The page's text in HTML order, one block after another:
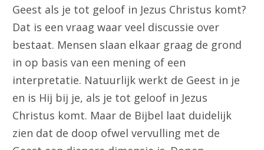
Geest als je tot geloof in Jezus Christus komt?
Dat is een vraag waar veel discussie over
bestaat. Mensen slaan elkaar graag de grond
in op basis van een mening of een
interpretatie. Natuurlijk werkt de Geest in je
en is Hij bij je, als je tot geloof in Jezus
Christus komt. Maar de Bijbel laat duidelijk
zien dat de doop ofwel vervulling met de